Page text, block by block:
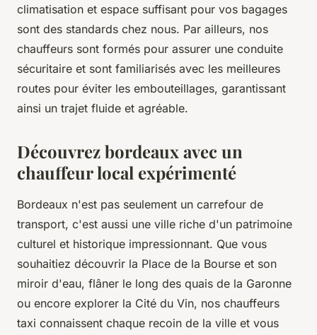
climatisation et espace suffisant pour vos bagages
sont des standards chez nous. Par ailleurs, nos
chauffeurs sont formés pour assurer une conduite
sécuritaire et sont familiarisés avec les meilleures
routes pour éviter les embouteillages, garantissant
ainsi un trajet fluide et agréable.
Découvrez bordeaux avec un
chauffeur local expérimenté
Bordeaux n'est pas seulement un carrefour de
transport, c'est aussi une ville riche d'un patrimoine
culturel et historique impressionnant. Que vous
souhaitiez découvrir la Place de la Bourse et son
miroir d'eau, flâner le long des quais de la Garonne
ou encore explorer la Cité du Vin, nos chauffeurs
taxi connaissent chaque recoin de la ville et vous